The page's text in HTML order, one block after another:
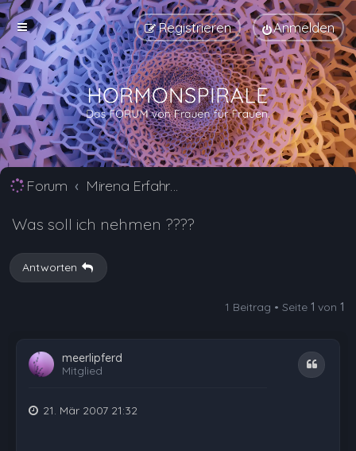
Anmelden
Registrieren
Forum Mirena Erfahrungsberichte und Nebenwirkungen
Was soll ich nehmen ????
Antworten
1 Beitrag • Seite 1 von 1
meerlipferd
Mitglied
Zitat
21. Mär 2007 21:32